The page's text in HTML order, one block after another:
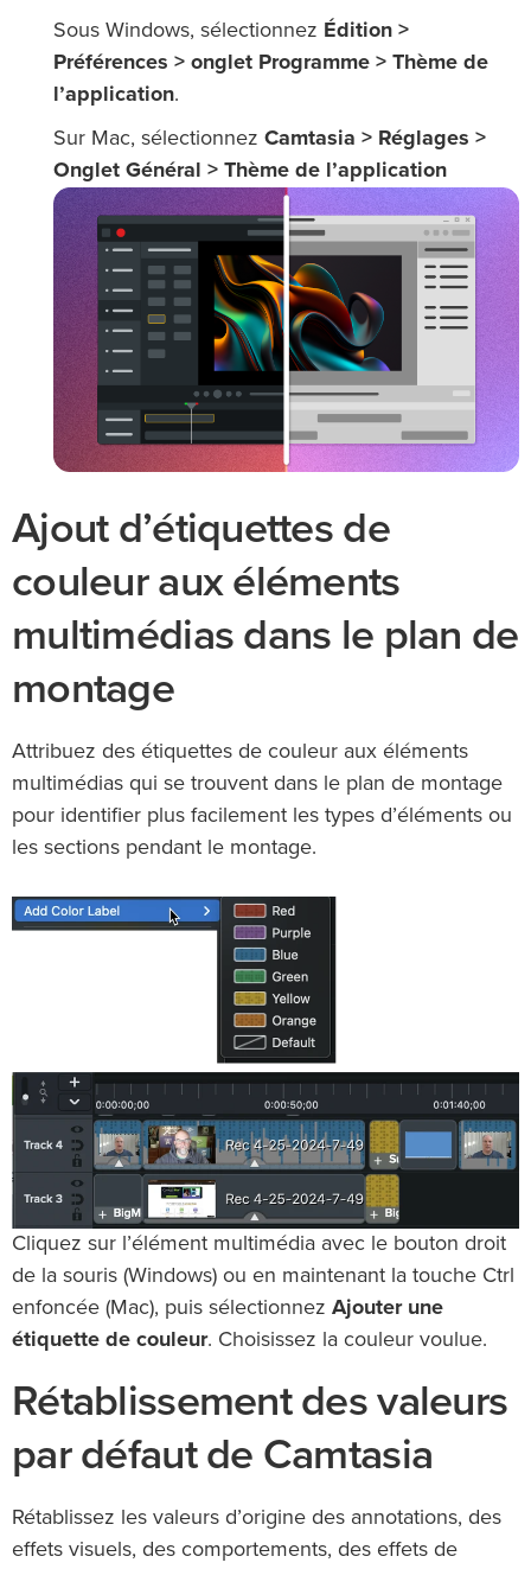
Sous Windows, sélectionnez Édition >
Préférences > onglet Programme > Thème de
l’application.
Sur Mac, sélectionnez Camtasia > Réglages >
Onglet Général > Thème de l’application
Ajout d’étiquettes de
couleur aux éléments
multimédias dans le plan de
montage
Attribuez des étiquettes de couleur aux éléments
multimédias qui se trouvent dans le plan de montage
pour identifier plus facilement les types d’éléments ou
les sections pendant le montage.
Cliquez sur l’élément multimédia avec le bouton droit
de la souris (Windows) ou en maintenant la touche Ctrl
enfoncée (Mac), puis sélectionnez Ajouter une
étiquette de couleur. Choisissez la couleur voulue.
Rétablissement des valeurs
par défaut de Camtasia
Rétablissez les valeurs d’origine des annotations, des
effets visuels, des comportements, des effets de